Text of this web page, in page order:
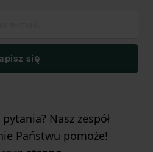
się
Nasz zespół
Państwu pomoże!